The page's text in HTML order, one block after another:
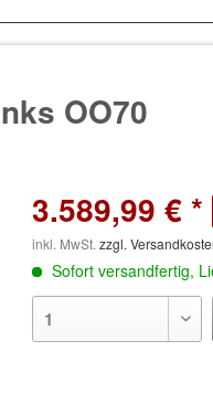
OO70
3.589,99 € *
inkl. MwSt.zzgl.
Sofort versandfertig,